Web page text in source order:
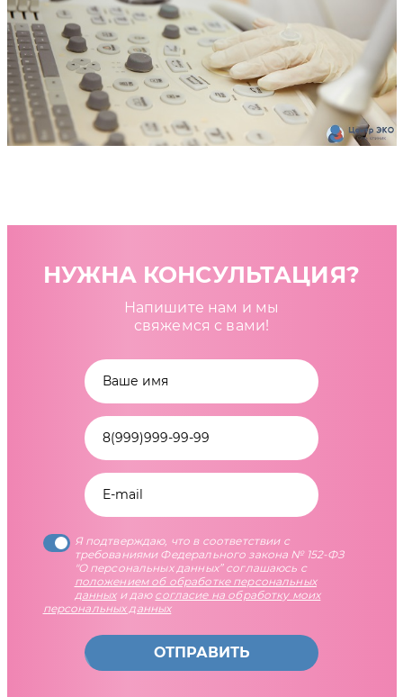
НУЖНА КОНСУЛЬТАЦИЯ?
Напишите нам и мы
свяжемся с вами!
Я подтверждаю, что в соответствии с
требованиями Федерального закона № 152-ФЗ
"О персональных данных” соглашаюсь с
положением об обработке персональных
данныхи даю согласие на обработку моих
персональных данных
ОТПРАВИТЬ